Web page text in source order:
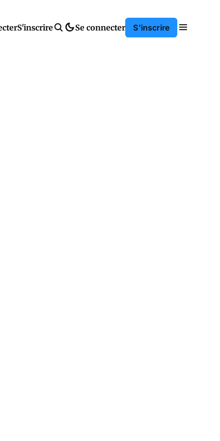
S'inscrire Se connecter S'inscrire